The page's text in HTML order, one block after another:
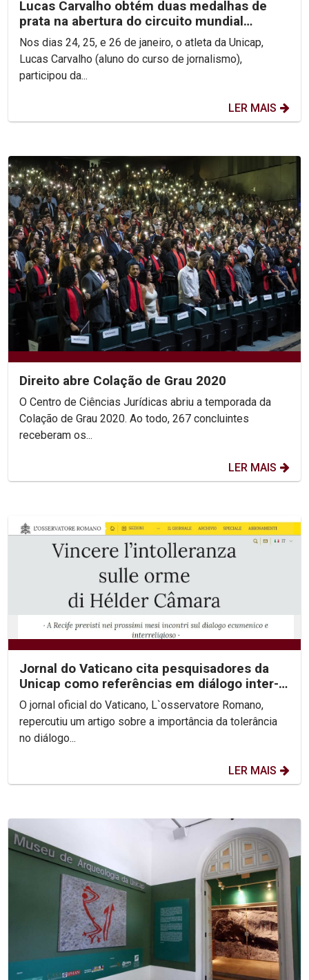
Lucas Carvalho obtém duas medalhas de
prata na abertura do circuito mundial
paralímpico
Nos dias 24, 25, e 26 de janeiro, o atleta da Unicap,
Lucas Carvalho (aluno do curso de jornalismo),
participou da...
LER MAIS
Direito abre Colação de Grau 2020
O Centro de Ciências Jurídicas abriu a temporada da
Colação de Grau 2020. Ao todo, 267 concluintes
receberam os...
LER MAIS
Jornal do Vaticano cita pesquisadores da
Unicap como referências em diálogo inter-
religioso
O jornal oficial do Vaticano, L`osservatore Romano,
repercutiu um artigo sobre a importância da tolerância
no diálogo...
LER MAIS